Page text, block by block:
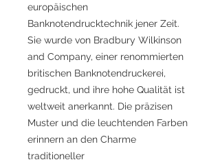
europäischen
Banknotendrucktechnik jener Zeit.
Sie wurde von Bradbury Wilkinson
and Company, einer renommierten
britischen Banknotendruckerei,
gedruckt, und ihre hohe Qualität ist
weltweit anerkannt. Die präzisen
Muster und die leuchtenden Farben
erinnern an den Charme
traditioneller